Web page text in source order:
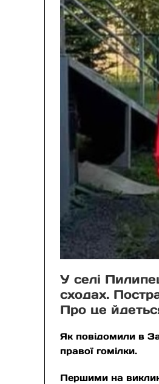
У селі
сходах.
Про це
Як повідомили в
правої гомілки.
Першими на